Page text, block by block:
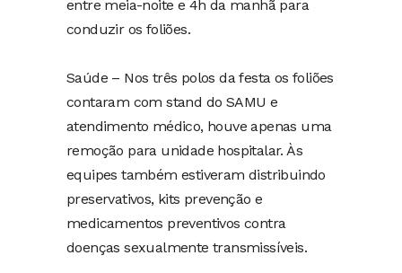
entre meia-noite e 4h da manhã para
conduzir os foliões.
Saúde – Nos três polos da festa os foliões
contaram com stand do SAMU e
atendimento médico, houve apenas uma
remoção para unidade hospitalar. Às
equipes também estiveram distribuindo
preservativos, kits prevenção e
medicamentos preventivos contra
doenças sexualmente transmissíveis.